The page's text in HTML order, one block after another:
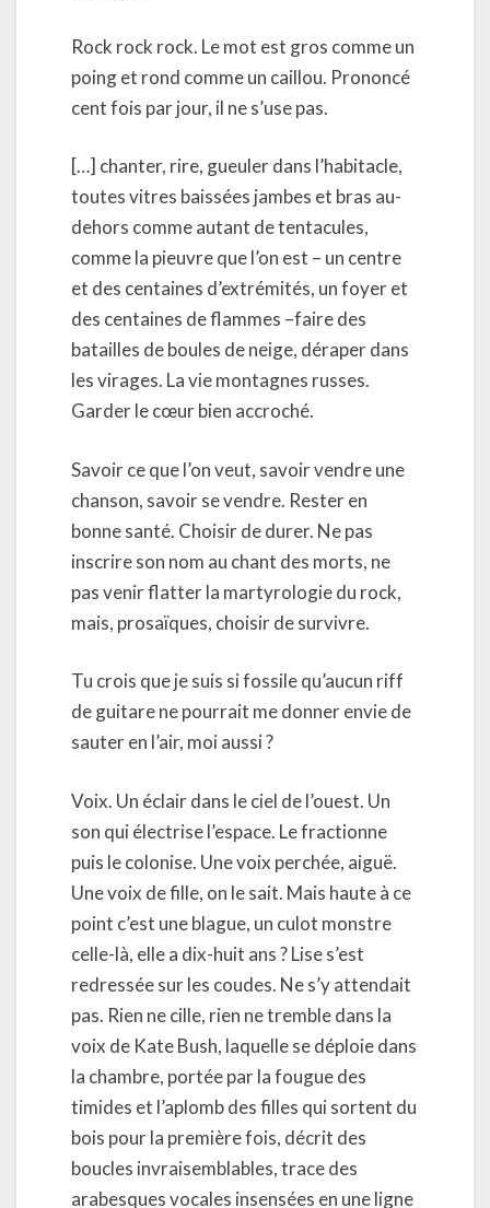
Rock rock rock. Le mot est gros comme un
poing et rond comme un caillou. Prononcé
cent fois par jour, il ne s’use pas.
[…] chanter, rire, gueuler dans l’habitacle,
toutes vitres baissées jambes et bras au-
dehors comme autant de tentacules,
comme la pieuvre que l’on est – un centre
et des centaines d’extrémités, un foyer et
des centaines de flammes –faire des
batailles de boules de neige, déraper dans
les virages. La vie montagnes russes.
Garder le cœur bien accroché.
Savoir ce que l’on veut, savoir vendre une
chanson, savoir se vendre. Rester en
bonne santé. Choisir de durer. Ne pas
inscrire son nom au chant des morts, ne
pas venir flatter la martyrologie du rock,
mais, prosaïques, choisir de survivre.
Tu crois que je suis si fossile qu’aucun riff
de guitare ne pourrait me donner envie de
sauter en l’air, moi aussi ?
Voix. Un éclair dans le ciel de l’ouest. Un
son qui électrise l’espace. Le fractionne
puis le colonise. Une voix perchée, aiguë.
Une voix de fille, on le sait. Mais haute à ce
point c’est une blague, un culot monstre
celle-là, elle a dix-huit ans ? Lise s’est
redressée sur les coudes. Ne s’y attendait
pas. Rien ne cille, rien ne tremble dans la
voix de Kate Bush, laquelle se déploie dans
la chambre, portée par la fougue des
timides et l’aplomb des filles qui sortent du
bois pour la première fois, décrit des
boucles invraisemblables, trace des
arabesques vocales insensées en une ligne